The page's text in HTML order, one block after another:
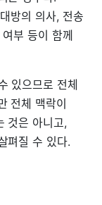
방의 의사, 전송
부 등이 함께
있으므로 전체
전체 맥락이
것은 아니고,
펴질 수 있다.